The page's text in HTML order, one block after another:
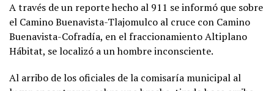
A través de un reporte hecho al 911 se informó que sobre
el Camino Buenavista-Tlajomulco al cruce con Camino
Buenavista-Cofradía, en el fraccionamiento Altiplano
Hábitat, se localizó a un hombre inconsciente.
Al arribo de los oficiales de la comisaría municipal al